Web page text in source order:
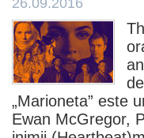
26.09.2016
„Marioneta” este
Ewan McGregor,